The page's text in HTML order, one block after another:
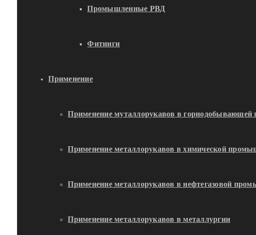
Промышленные РВД
Фитинги
Применение
Применение муталлорукавов в
Применение металлорукавов в химической
Применение металлорукавов в нефтегазовой
Применение металлорукавов в металлургии